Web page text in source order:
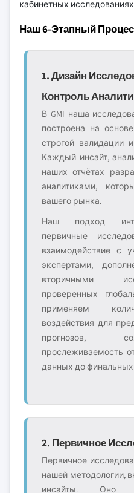
кабинетных
Наш 6-Этапный
1. Дизайн
Контроль
В GMI наша
построена на
строгой валидации
Каждый инсайт,
наших отчётах
аналитиками,
вашего рынка.
Наш подход
первичные
взаимодействие с
экспертами,
вторичными
проверенных
применяем
воздействия для
прогнозов,
прослеживаемость
данных до финальных
2. Первичное
Первичное
нашей методологии,
инсайты. Оно